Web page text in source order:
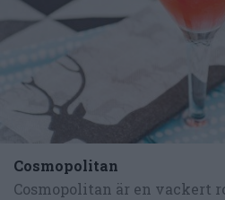
Cosmopolitan
Cosmopolitan är en vackert